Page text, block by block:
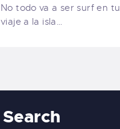
No todo va a ser surf en tu
viaje a la isla…
Search